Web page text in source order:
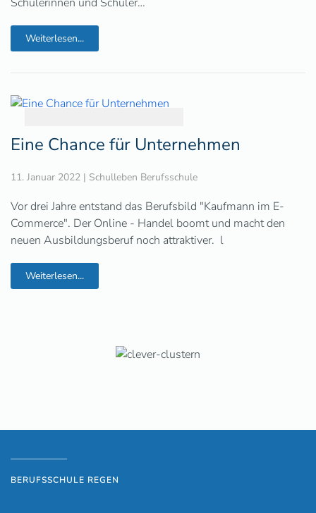
Weiterlesen...
Eine Chance für Unternehmen
11. Januar 2022 | Schulleben Berufsschule
Vor drei Jahre entstand das Berufsbild "Kaufmann im E-
Commerce". Der Online - Handel boomt und macht den
neuen Ausbildungsberuf noch attraktiver. l
Weiterlesen...
BERUFSSCHULE REGEN